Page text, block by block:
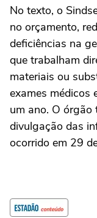
No texto, o
no orçamento,
deficiências na
que trabalham
materiais ou
exames médicos
um ano. O órgão
divulgação das
ocorrido em 29